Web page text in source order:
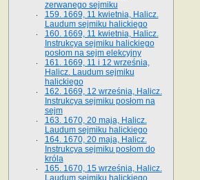
zerwanego sejmiku
159. 1669, 11 kwietnia, Halicz.
Laudum sejmiku halickiego
160. 1669, 11 kwietnia, Halicz.
Instrukcya sejmiku halickiego
posłom na sejm elekcyjny
161. 1669, 11 i 12 września,
Halicz. Laudum sejmiku
halickiego
162. 1669, 12 września, Halicz.
Instrukcya sejmiku posłom na
sejm
163. 1670, 20 maja, Halicz.
Laudum sejmiku halickiego
164. 1670, 20 maja, Halicz.
Instrukcya sejmiku posłom do
króla
165. 1670, 15 września, Halicz.
Laudum sejmiku halickiego